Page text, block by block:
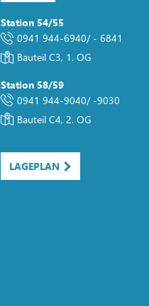
Station 54/55
0941 944-6940/ - 6841
Bauteil C3, 1. OG
Station 58/59
0941 944-9040/ -9030
Bauteil C4, 2. OG
LAGEPLAN